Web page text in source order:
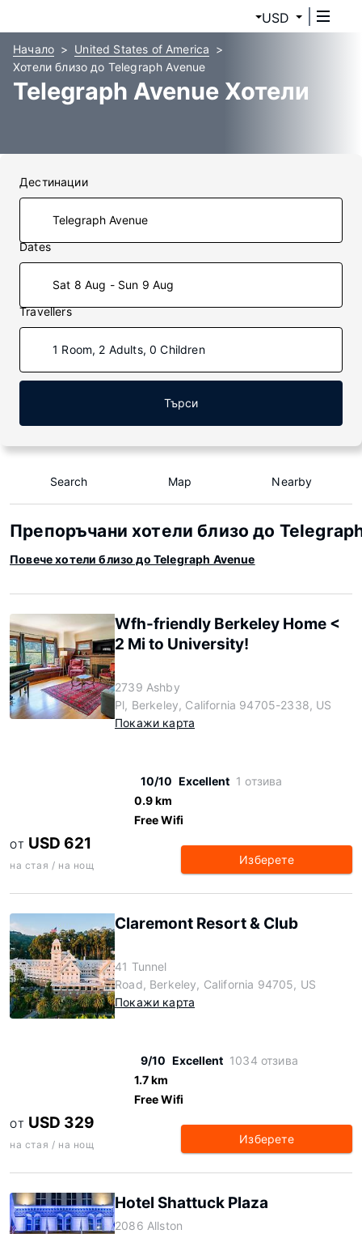
USD
Начало
United States of America
Хотели близо до Telegraph Avenue
Telegraph Avenue Хотели
Дестинации
Dates
Sat 8 Aug - Sun 9 Aug
Travellers
1 Room, 2 Adults, 0 Children
Търси
Search Map Nearby
Препоръчани хотели близо до
Повече хотели близо до Telegraph Avenue
Wfh-friendly Berkeley Home <
2 Mi to University!
2739 Ashby
Pl, Berkeley, California 94705-2338, US
Покажи карта
10/10 Excellent 1 отзива
0.9 km
Free Wifi
ОТ USD 621
на стая / на нощ Изберете
Claremont Resort & Club
41 Tunnel
Road, Berkeley, California 94705, US
Покажи карта
9/10 Excellent 1034 отзива
1.7 km
Free Wifi
ОТ USD 329
на стая / на нощ Изберете
Hotel Shattuck Plaza
2086 Allston